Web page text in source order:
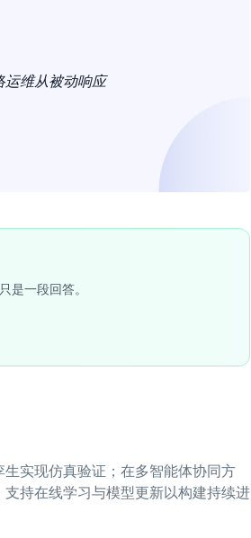
维从被动响应
是一段回答。
实现仿真验证；在多智能体协同方
持在线学习与模型更新以构建持续进